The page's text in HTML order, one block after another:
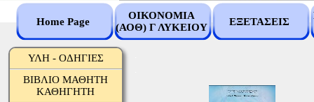
Home Page
ΟΙΚΟΝΟΜΙΑ
(ΑΟΘ) Γ ΛΥΚΕΙΟΥ
ΕΞΕΤΑΣΕΙΣ
ΥΛΗ - ΟΔΗΓΙΕΣ
ΒΙΒΛΙΟ ΜΑΘΗΤΗ
ΚΑΘΗΓΗΤΗ